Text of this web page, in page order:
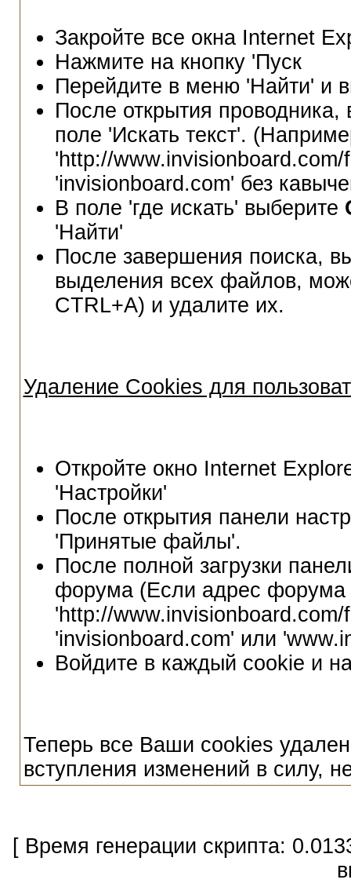
Закройте все окна Internet
Нажмите на кнопку 'Пуск
Перейдите в меню 'Найти' и
После открытия
поле 'Искать текст'.
'http://
'invisionboard.com' без
В поле 'где искать' выберите
'Найти'
После завершения поиска,
выделения всех файлов,
CTRL+A) и удалите их.
Удаление Cookies для
Откройте окно Internet
'Настройки'
После открытия панели
'Принятые файлы'.
После полной загрузки
форума (Если адрес форума
'http://
'invisionboard.com' или
Войдите в каждый cookie и
Теперь все Ваши cookies
вступления изменений в силу,
[ Время генерации скрипта: